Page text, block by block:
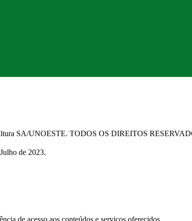
SA/UNOESTE. TODOS OS DIREITOS
de 2023.